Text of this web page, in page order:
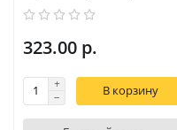
323.00 р.
В корзину